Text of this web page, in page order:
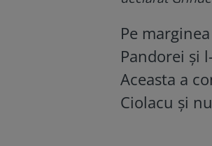
Pe
Pandorei și
Aceasta a
Ciolacu și